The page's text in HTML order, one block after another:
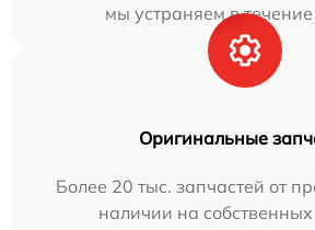
мы устраняем в
Оригинальные
Более 20 тыс. запчастей от
наличии на